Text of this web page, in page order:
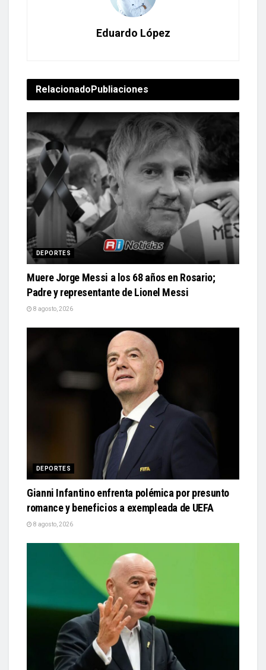
Eduardo López
Relacionado Publiaciones
DEPORTES
Muere Jorge Messi a los 68 años en Rosario;
Padre y representante de Lionel Messi
8 agosto, 2026
DEPORTES
Gianni Infantino enfrenta polémica por presunto
romance y beneficios a exempleada de UEFA
8 agosto, 2026